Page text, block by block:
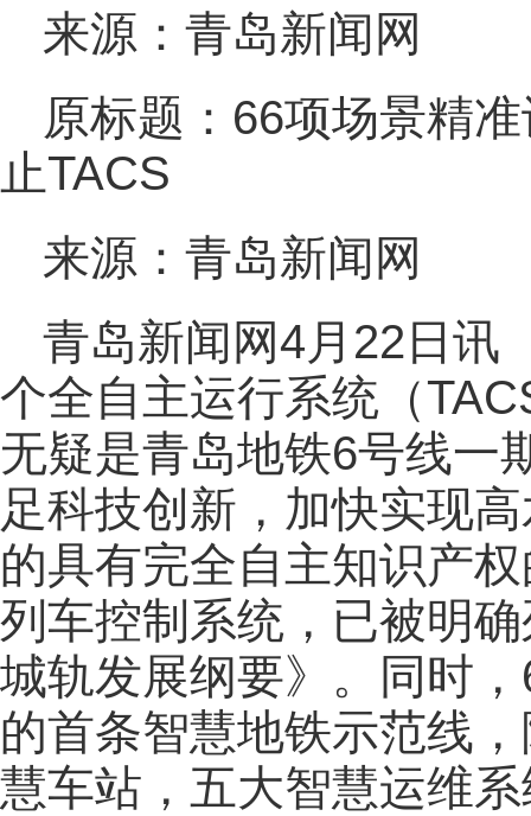
来源：青岛新闻网
原标题：66项场景精
止TACS
来源：青岛新闻网
青岛新闻网4月22日讯
个全自主运行系统（
无疑是青岛地铁6号线一
足科技创新，加快实现
的具有完全自主知识产
列车控制系统，已被明
城轨发展纲要》。同时
的首条智慧地铁示范线
慧车站，五大智慧运维